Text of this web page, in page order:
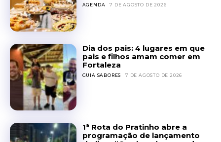
AGENDA 7 DE AGOSTO DE 2026
Dia dos pais: 4 lugares em que
pais e filhos amam comer em
Fortaleza
GUIA SABORES 7 DE AGOSTO DE 2026
1ª Rota do Pratinho abre a
programação de lançamento